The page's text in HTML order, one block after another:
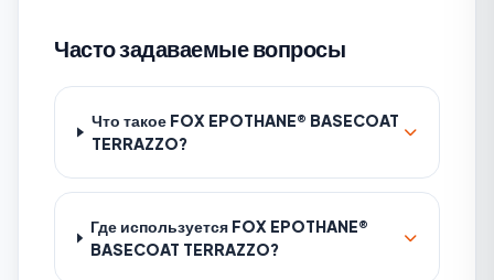
Часто задаваемые вопросы
Что такое FOX EPOTHANE® BASECOAT
TERRAZZO?
Где используется FOX EPOTHANE®
BASECOAT TERRAZZO?